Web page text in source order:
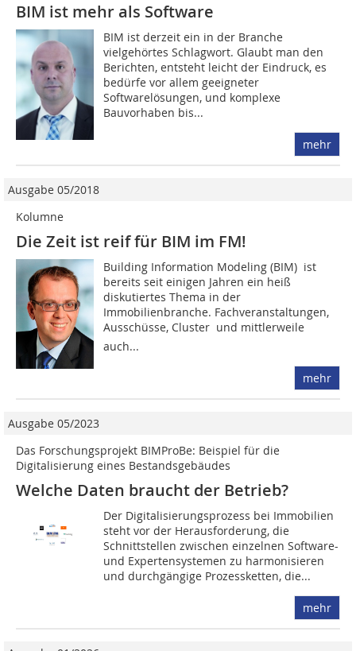
BIM ist mehr als Software
BIM ist derzeit ein in der Branche
vielgehörtes Schlagwort. Glaubt man den
Berichten, entsteht leicht der Eindruck, es
bedürfe vor allem geeigneter
Softwarelösungen, und komplexe
Bauvorhaben bis...
mehr
Ausgabe 05/2018
Kolumne
Die Zeit ist reif für BIM im FM!
Building Information Modeling (BIM)­ ­ ist
bereits seit einigen Jahren ein heiß
diskutiertes Thema in der
Immobilienbranche. Fachveranstaltungen,
Ausschüsse, Cluster  und mittlerweile
auch...
mehr
Ausgabe 05/2023
Das Forschungsprojekt BIMProBe: Beispiel für die
Digitalisierung eines Bestandsgebäudes
Welche Daten braucht der Betrieb?
Der Digitalisierungsprozess bei Immobilien
steht vor der Herausforderung, die
Schnittstellen zwischen einzelnen Software-
und Expertensystemen zu harmonisieren
und durchgängige Prozessketten, die...
mehr